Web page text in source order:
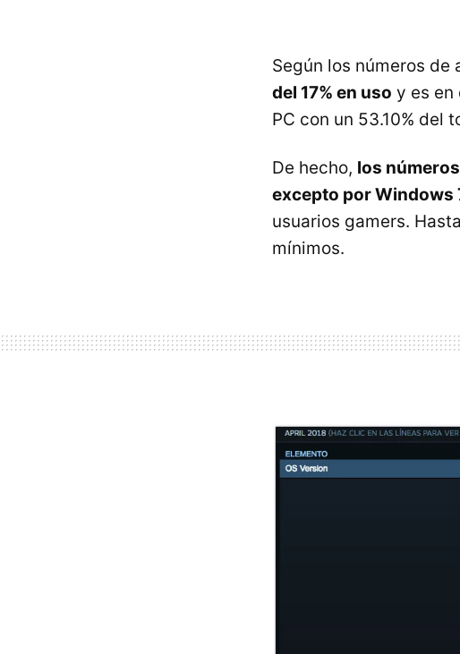
Según los números de
del 17% en uso y es en
PC con un 53.10% del
De hecho, los
excepto por Windows
usuarios gamers.
mínimos.